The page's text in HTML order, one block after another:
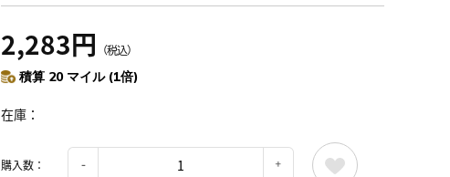
2,283円 （税込）
積算 20 マイル (1倍)
在庫
購入数：